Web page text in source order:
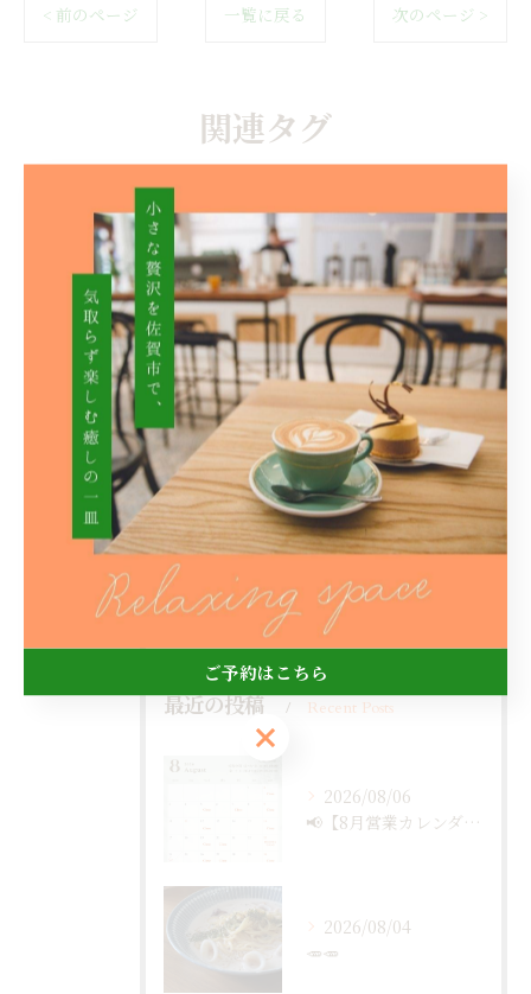
< 前のページ 一覧に戻る 次のページ >
関連タグ
#佐賀市 #カフェ
カテゴリー Categories
全てのカテゴリー
カレー
パスタ
ハンバーグ
デザート
ランチ
最近の投稿 Recent Posts
2026/08/06
📢【8月営業カレンダー最新版のお知らせ】📅
2026/08/04
🥕🥕
ご予約はこちら
ご予約はこちら